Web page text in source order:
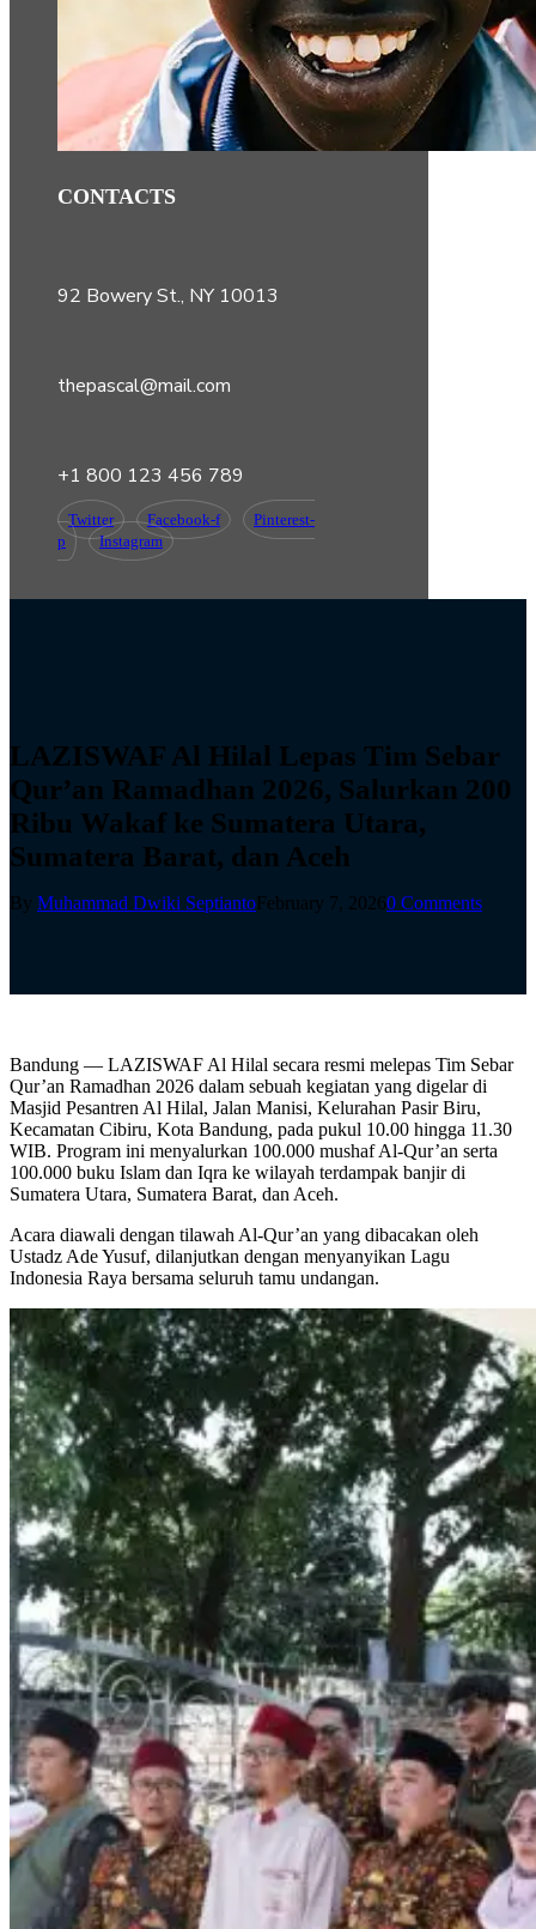
CONTACTS
92 Bowery St., NY 10013
thepascal@mail.com
+1 800 123 456 789
Twitter Facebook-f
Pinterest-
p
Instagram
LAZISWAF Al Hilal Lepas Tim Sebar
Qur’an Ramadhan 2026, Salurkan 200
Ribu Wakaf ke Sumatera Utara,
Sumatera Barat, dan Aceh
By Muhammad Dwiki SeptiantoFebruary 7, 20260 Comments
Bandung — LAZISWAF Al Hilal secara resmi melepas Tim Sebar
Qur’an Ramadhan 2026 dalam sebuah kegiatan yang digelar di
Masjid Pesantren Al Hilal, Jalan Manisi, Kelurahan Pasir Biru,
Kecamatan Cibiru, Kota Bandung, pada pukul 10.00 hingga 11.30
WIB. Program ini menyalurkan 100.000 mushaf Al-Qur’an serta
100.000 buku Islam dan Iqra ke wilayah terdampak banjir di
Sumatera Utara, Sumatera Barat, dan Aceh.
Acara diawali dengan tilawah Al-Qur’an yang dibacakan oleh
Ustadz Ade Yusuf, dilanjutkan dengan menyanyikan Lagu
Indonesia Raya bersama seluruh tamu undangan.